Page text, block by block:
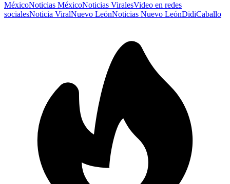
MéxicoNoticias MéxicoNoticias ViralesVideo en redes
socialesNoticia ViralNuevo LeónNoticias Nuevo LeónDidiCaballo